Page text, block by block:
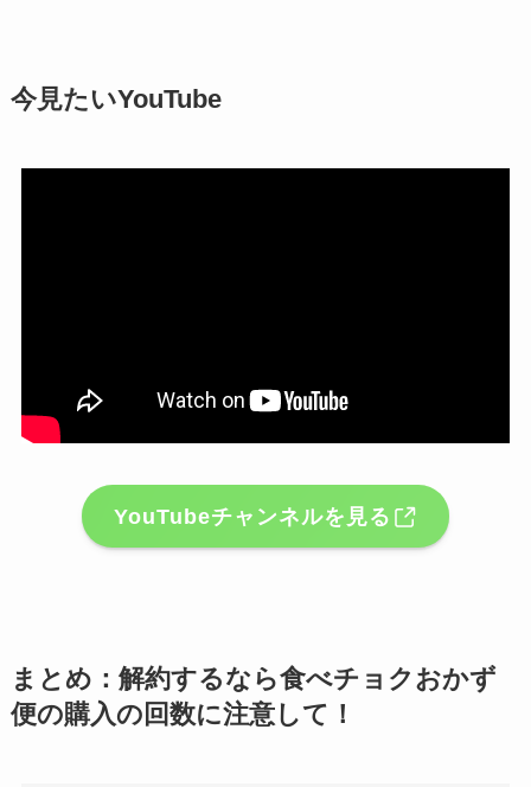
今見たいYouTube
YouTubeチャンネルを見る
まとめ：解約するなら食べチョクおかず
便の購入の回数に注意して！